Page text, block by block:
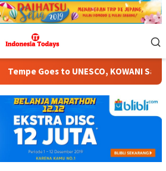
Satukan Gerakan Pangan,